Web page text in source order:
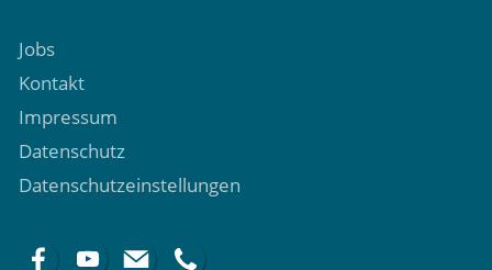
Jobs
Kontakt
Impressum
Datenschutz
Datenschutzeinstellungen